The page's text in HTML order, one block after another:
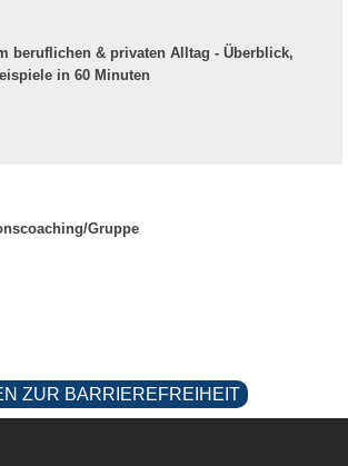
beruflichen & privaten Alltag - Überblick,
in 60 Minuten
Gruppe
ZUR BARRIEREFREIHEIT